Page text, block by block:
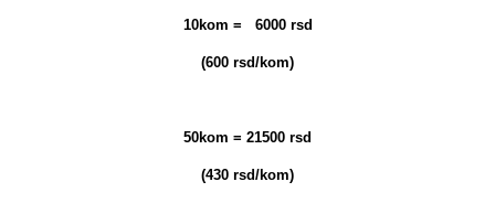
10kom = 6000 rsd
(600 rsd/kom)
50kom = 21500 rsd
(430 rsd/kom)